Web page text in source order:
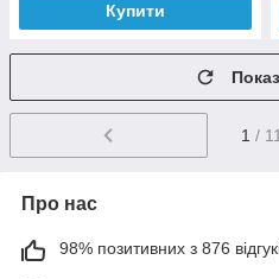
Купити
1 /
Про нас
98% позитивних з 876